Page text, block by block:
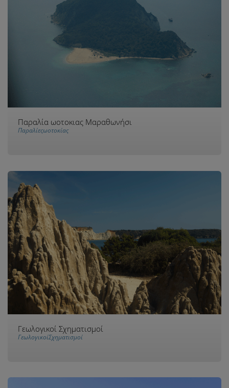
Παραλία ωοτοκιας Μαραθωνήσι
Παραλίεςωοτοκίας
Γεωλογικοί Σχηματισμοί
ΓεωλογικοίΣχηματισμοί